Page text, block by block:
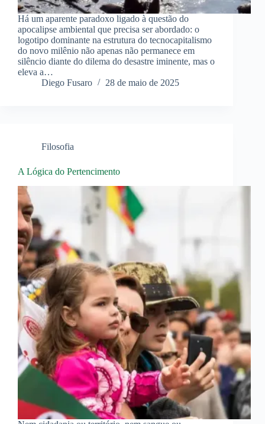
Há um aparente paradoxo ligado à questão do
apocalipse ambiental que precisa ser abordado: o
logotipo dominante na estrutura do tecnocapitalismo
do novo milênio não apenas não permanece em
silêncio diante do dilema do desastre iminente, mas o
eleva a…
Diego Fusaro
28 de maio de 2025
Filosofia
A Lógica do Pertencimento